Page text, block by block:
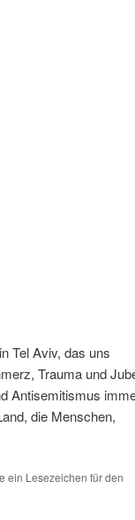
Tel Aviv, das uns
Trauma und
Antisemitismus
die Menschen,
ein Lesezeichen für den